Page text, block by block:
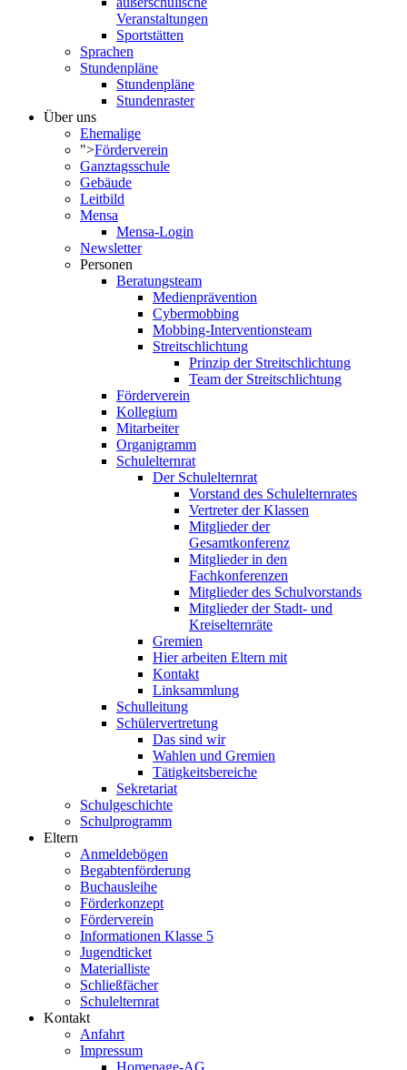
Veranstaltungen
Sportstätten
Sprachen
Stundenpläne
Stundenpläne
Stundenraster
Über uns
Ehemalige
">Förderverein
Ganztagsschule
Gebäude
Leitbild
Mensa
Mensa-Login
Newsletter
Personen
Beratungsteam
Medienprävention
Cybermobbing
Mobbing-Interventionsteam
Streitschlichtung
Prinzip der Streitschlichtung
Team der Streitschlichtung
Förderverein
Kollegium
Mitarbeiter
Organigramm
Schulelternrat
Der Schulelternrat
Vorstand des Schulelternrates
Vertreter der Klassen
Mitglieder der
Gesamtkonferenz
Mitglieder in den
Fachkonferenzen
Mitglieder des Schulvorstands
Mitglieder der Stadt- und
Kreiselternräte
Gremien
Hier arbeiten Eltern mit
Kontakt
Linksammlung
Schulleitung
Schülervertretung
Das sind wir
Wahlen und Gremien
Tätigkeitsbereiche
Sekretariat
Schulgeschichte
Schulprogramm
Eltern
Anmeldebögen
Begabtenförderung
Buchausleihe
Förderkonzept
Förderverein
Informationen Klasse 5
Jugendticket
Materialliste
Schließfächer
Schulelternrat
Kontakt
Anfahrt
Impressum
Homepage-AG